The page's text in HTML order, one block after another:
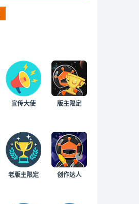
宣传大使 版主限定
老版主限定 创作达人